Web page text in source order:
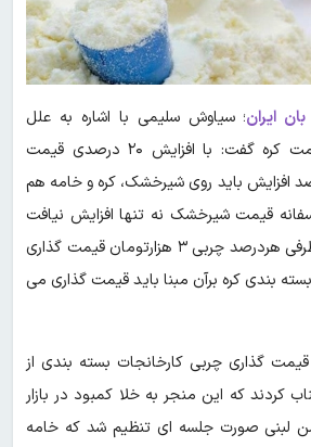
ایران؛ سیاوش سلیمی با اشاره به علل
افزایش ۸۰ درصدی قیمت کره گفت: با افزایش ۲۰ درصدی قیمت
افزایش باید روی شیرخشک، کره و خامه هم
قیمت شیرخشک نه تنها افزایش نیافت
بلکه کاهش یافت و از طرفی هردرصد چربی ۳ هزارتومان قیمت گذاری
بندی کره برآن مبنا باید قیمت گذاری می
قیمت گذاری چربی کارخانجات بسته بندی از
کردند که این منجر به خلا کمبود در بازار
لبنی صورت جلسه ای تنظیم شد که خامه